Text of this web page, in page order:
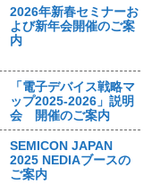
2026年新春セミナーお
よび新年会開催のご案
内
「電子デバイス戦略マ
ップ2025-2026」説明
会 開催のご案内
SEMICON JAPAN
2025 NEDIAブースの
ご案内